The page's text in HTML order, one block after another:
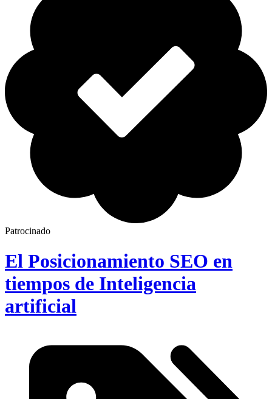
Patrocinado
El Posicionamiento SEO en
tiempos de Inteligencia
artificial